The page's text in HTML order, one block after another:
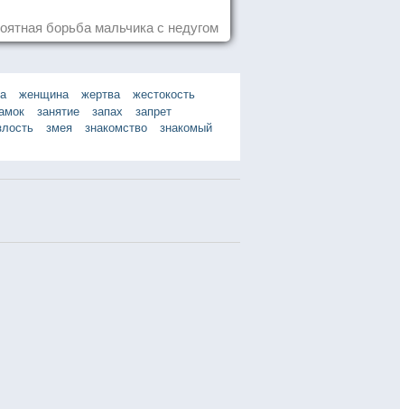
борьба мальчика с недугом
женщина жертва
жестокость
занятие запах
запрет
змея знакомство
знакомый